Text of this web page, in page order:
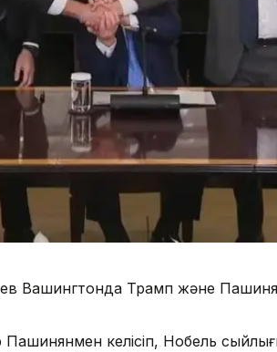
Вашингтонда Трамп және
келісіп, Нобель